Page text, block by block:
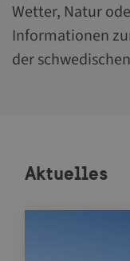
Wetter, Natur
Informationen
der
Aktuelles
Navigate between articles by using